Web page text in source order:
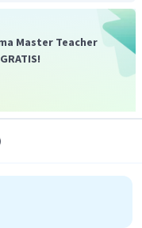
Master Teacher